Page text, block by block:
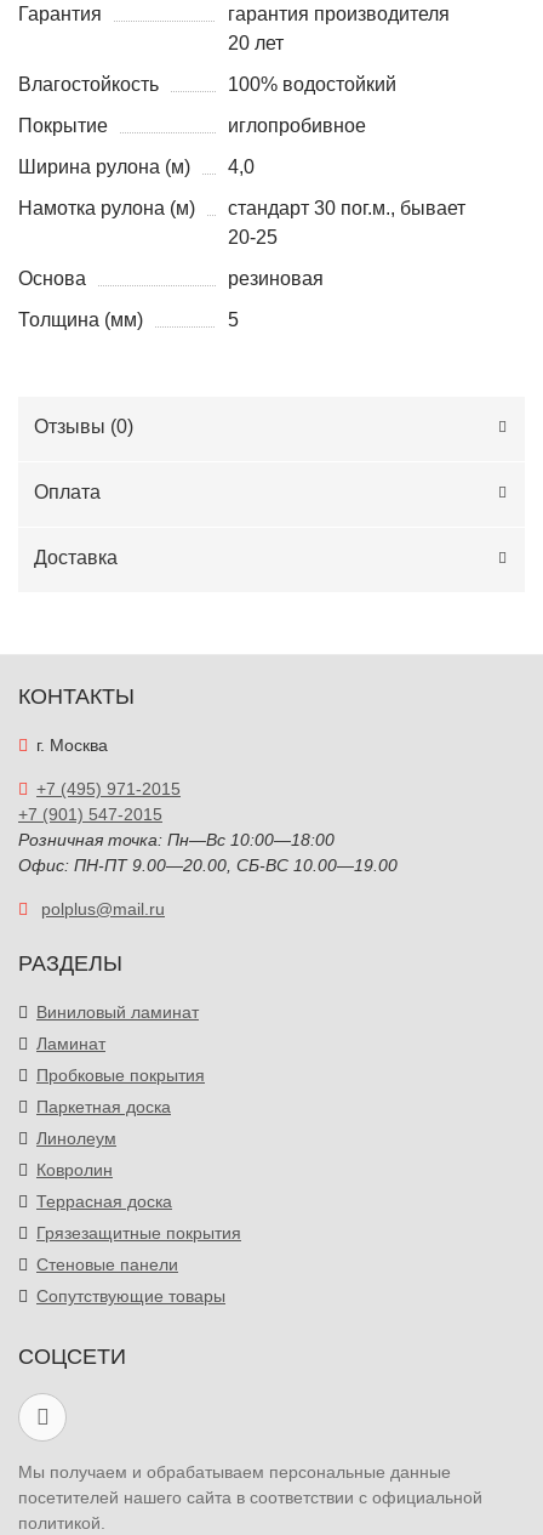
Гарантия
гарантия производителя
20 лет
Влагостойкость
100% водостойкий
Покрытие
иглопробивное
Ширина рулона (м)
4,0
Намотка рулона (м)
стандарт 30 пог.м., бывает
20-25
Основа
резиновая
Толщина (мм)
5
Отзывы (0)
Оплата
Доставка
КОНТАКТЫ
г. Москва
+7 (495) 971-2015
+7 (901) 547-2015
Розничная точка: Пн—Вс 10:00—18:00
Офис: ПН-ПТ 9.00—20.00, СБ-ВС 10.00—19.00
polplus@mail.ru
РАЗДЕЛЫ
Виниловый ламинат
Ламинат
Пробковые покрытия
Паркетная доска
Линолеум
Ковролин
Террасная доска
Грязезащитные покрытия
Стеновые панели
Сопутствующие товары
СОЦСЕТИ
Мы получаем и обрабатываем персональные данные
посетителей нашего сайта в соответствии с официальной
политикой.